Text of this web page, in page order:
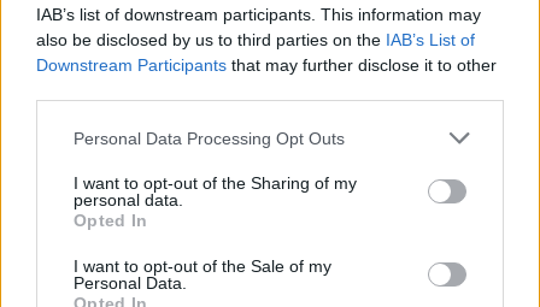
IAB’s list of downstream participants. This information may
also be disclosed by us to third parties on the IAB’s List of
Downstream Participants that may further disclose it to other
Personal Data Processing Opt Outs
I want to opt-out of the Sharing of my
personal data.
Opted In
I want to opt-out of the Sale of my
Personal Data.